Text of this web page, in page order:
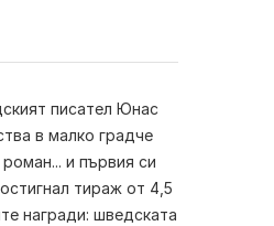
писател Юнас
в малко градче
и първия си
тираж от 4,5
награди: шведската